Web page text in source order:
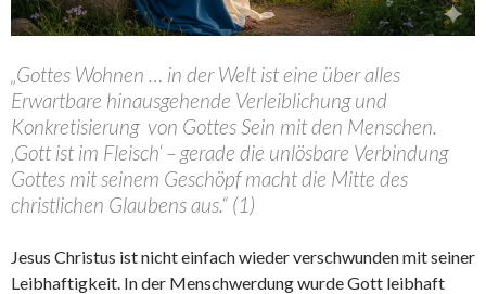
„Gottes Wohnen … in der Welt ist eine über alles
Erwartbare hinausgehende Verleiblichung und
Konkretisierung von Gottes Sein mit den Menschen.
‚Gott ist im Fleisch‘ – gerade die unlösbare Verbindung
Gottes mit seinem Geschöpf macht die Mitte des
christlichen Glaubens aus.“ (1)
Jesus Christus ist nicht einfach wieder verschwunden mit seiner
Leibhaftigkeit. In der Menschwerdung wurde Gott leibhaft